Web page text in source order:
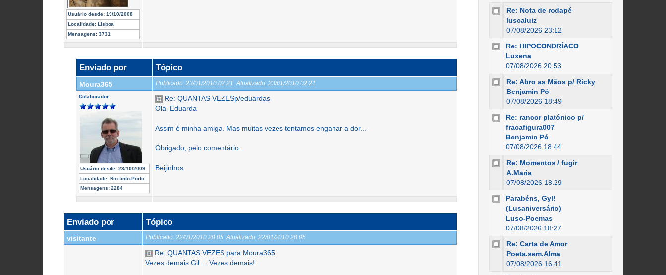
Usuário desde: 19/10/2008
Localidade: Lisboa
Mensagens: 3731
Enviado por Tópico
Moura365 Publicado: 23/01/2010 02:21 Atualizado: 23/01/2010 02:21
Colaborador
Usuário desde: 23/10/2009
Localidade: Rio tinto-Porto
Mensagens: 2284
Re: QUANTAS VEZESp/eduardas
Olá, Eduarda
Assim é minha amiga. Mas muitas vezes tentamos enganar a dor...
Obrigado, pelo comentário.
Beijinhos
Enviado por Tópico
visitante Publicado: 22/01/2010 20:05 Atualizado: 22/01/2010 20:05
Re: QUANTAS VEZES para Moura365
Vezes demais Gil.... Vezes demais!
Re: Nota de rodapé
luscaluiz
07/08/2026 23:12
Re: HIPOCONDRÍACO
Luxena
07/08/2026 20:53
Re: Abro as Mãos p/ Ricky
Benjamin Pó
07/08/2026 18:49
Re: rancor platónico p/
fracafigura007
Benjamin Pó
07/08/2026 18:44
Re: Momentos / fugir
A.Maria
07/08/2026 18:29
Parabéns, Gyl!
(Lusaniversário)
Luso-Poemas
07/08/2026 18:27
Re: Carta de Amor
Poeta.sem.Alma
07/08/2026 16:41